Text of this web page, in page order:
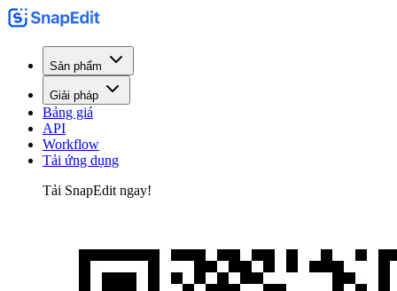
Sản phẩm
Giải pháp
Bảng giá
API
Workflow
Tải ứng dụng
Tải SnapEdit ngay!